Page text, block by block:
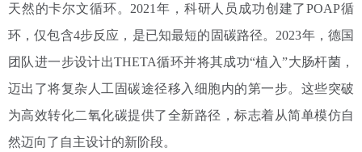
天然的卡尔文循环。2021年，科研人员成功创建了POAP循
环，仅包含4步反应，是已知最短的固碳路径。2023年，德国
团队进一步设计出THETA循环并将其成功“植入”大肠杆菌，
迈出了将复杂人工固碳途径移入细胞内的第一步。这些突破
为高效转化二氧化碳提供了全新路径，标志着从简单模仿自
然迈向了自主设计的新阶段。